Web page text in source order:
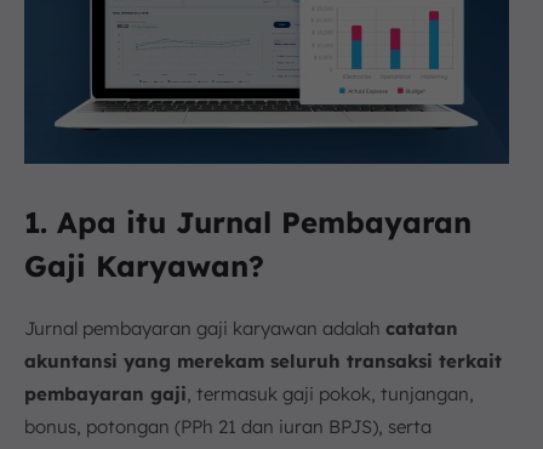
1. Apa itu Jurnal Pembayaran
Gaji Karyawan?
Jurnal pembayaran gaji karyawan adalah catatan
akuntansi yang merekam seluruh transaksi terkait
pembayaran gaji, termasuk gaji pokok, tunjangan,
bonus, potongan (PPh 21 dan iuran BPJS), serta